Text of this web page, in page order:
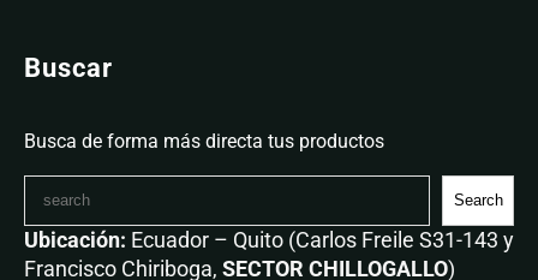
Buscar
Busca de forma más directa tus productos
Search
Ubicación: Ecuador – Quito (Carlos Freile S31-143 y
Francisco Chiriboga, SECTOR CHILLOGALLO)